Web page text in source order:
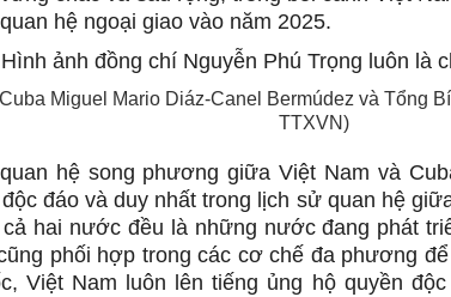
hệ ngoại giao vào năm 2025.
Miguel Mario Diáz-Canel Bermúdez và Tổng
TTXVN)
hệ song phương giữa Việt Nam và
đáo và duy nhất trong lịch sử quan hệ
hai nước đều là những nước đang phát
phối hợp trong các cơ chế đa phương
Việt Nam luôn lên tiếng ủng hộ quyền